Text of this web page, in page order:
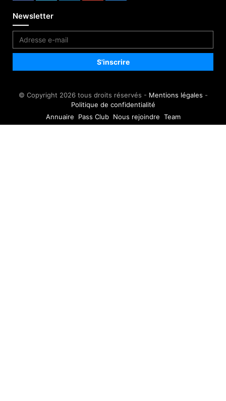
Newsletter
© Copyright 2026 tous droits réservés - Mentions légales -
Politique de confidentialité
Annuaire
Pass Club Nous rejoindre Team